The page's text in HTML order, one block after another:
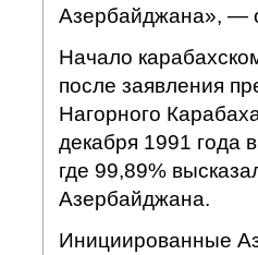
Азербайджана», —
Начало
после заявления
Нагорного
декабря 1991 года
где 99,89%
Азербайджана.
Инициированные